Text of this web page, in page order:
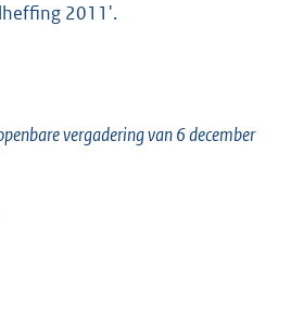
2011'.
vergadering van 6 december